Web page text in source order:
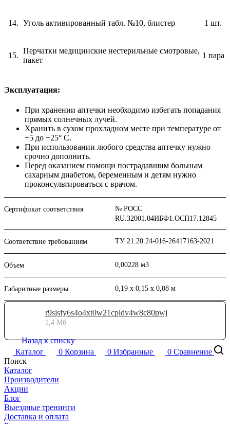
14. Уголь активированный табл. №10, блистер 1 шт.
15.
Перчатки медицинские нестерильные смотровые,
пакет
1 пара
Эксплуатация:
При хранении аптечки необходимо избегать попадания
прямых солнечных лучей.
Хранить в сухом прохладном месте при температуре от
+5 до +25° С.
При использовании любого средства аптечку нужно
срочно дополнить.
Перед оказанием помощи пострадавшим больным
сахарным диабетом, беременным и детям нужно
проконсультироваться с врачом.
Сертификат соответствия
№ РОСС
RU.З2001.04ИБФ1.ОСП17.12845
Соответствие требованиям ТУ 21.20.24-016-26417163-2021
Объем 0,00228 м3
Габаритные размеры 0,19 x 0,15 x 0,08 м
r9sjsfy6s4o4xt0w21cpldv4w8c80pwj
1,4 Мб
Назад к списку
Каталог
0 Корзина 0 Избранные 0 Сравнение
Поиск
Каталог
Производители
Акции
Блог
Выездные тренинги
Доставка и оплата